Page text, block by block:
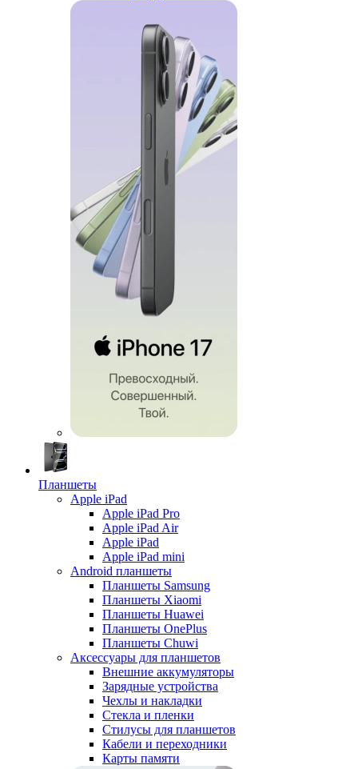
Планшеты
Apple iPad
Apple iPad Pro
Apple iPad Air
Apple iPad
Apple iPad mini
Android планшеты
Планшеты Samsung
Планшеты Xiaomi
Планшеты Huawei
Планшеты OnePlus
Планшеты Chuwi
Аксессуары для планшетов
Внешние аккумуляторы
Зарядные устройства
Чехлы и накладки
Стекла и пленки
Стилусы для планшетов
Кабели и переходники
Карты памяти